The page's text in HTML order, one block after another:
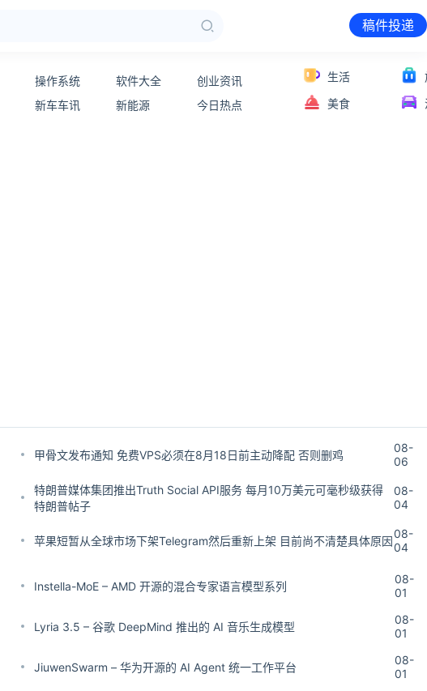
稿件投递
操作系统 软件大全
创业资讯
新车车讯 新能源 今日热点
生活
美食
甲骨文发布通知 免费VPS必须在8月18日前主动降配 否则删鸡
08-
06
特朗普媒体集团推出Truth Social API服务 每月10万美元可毫秒级获得
特朗普帖子
08-
04
苹果短暂从全球市场下架Telegram然后重新上架 目前尚不清楚具体原因
08-
04
Instella-MoE – AMD 开源的混合专家语言模型系列
08-
01
Lyria 3.5 – 谷歌 DeepMind 推出的 AI 音乐生成模型
08-
01
JiuwenSwarm – 华为开源的 AI Agent 统一工作平台
08-
01